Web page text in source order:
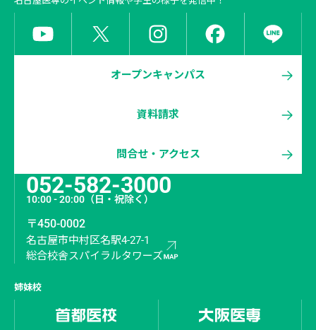
オープンキャンパス
資料請求
問合せ・アクセス
052-582-3000
10:00 - 20:00 （日・祝除く）
〒450-0002
名古屋市中村区名駅4-27-1
総合校舎スパイラルタワーズ
姉妹校